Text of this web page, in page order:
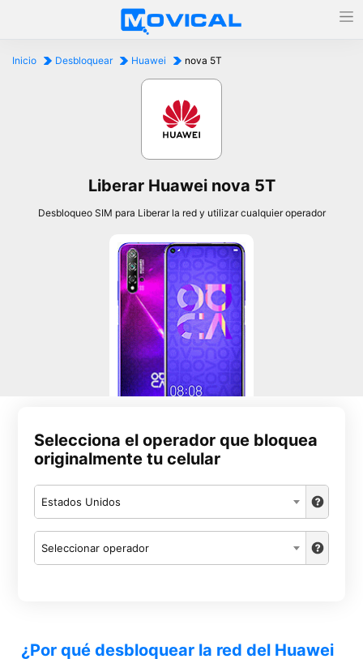
Inicio Desbloquear Huawei nova 5T
Liberar Huawei nova 5T
Desbloqueo SIM para Liberar la red y utilizar cualquier operador
Selecciona el operador que bloquea
originalmente tu celular
Estados Unidos
Seleccionar operador
¿Por qué desbloquear la red del Huawei